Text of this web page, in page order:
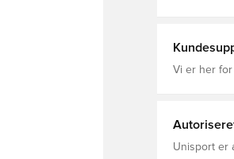
Vi er her
Unisport er